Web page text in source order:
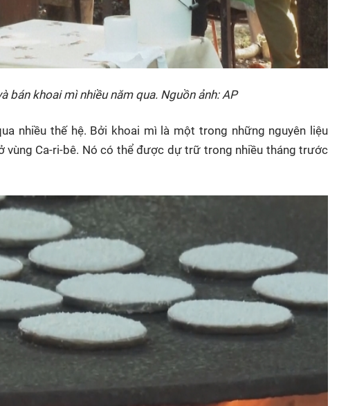
bán khoai mì nhiều năm qua. Nguồn ảnh: AP
nhiều thế hệ. Bởi khoai mì là một trong những nguyên liệu
vùng Ca-ri-bê. Nó có thể được dự trữ trong nhiều tháng trước